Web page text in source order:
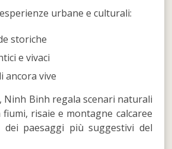
urbane e culturali:
storiche
e vivaci
ancora vive
Ninh Binh regala scenari naturali
risaie e montagne calcaree
dei paesaggi più suggestivi del